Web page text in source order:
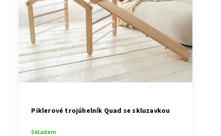
Piklerové trojúhelník Quad se skluzavkou
Skladem